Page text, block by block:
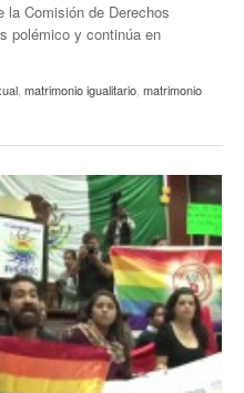
la Comisión de Derechos
polémico y continúa en
, matrimonio igualitario, matrimonio